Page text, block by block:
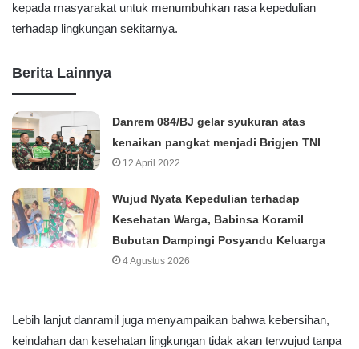
kepada masyarakat untuk menumbuhkan rasa kepedulian
terhadap lingkungan sekitarnya.
Berita Lainnya
Danrem 084/BJ gelar syukuran atas
kenaikan pangkat menjadi Brigjen TNI
12 April 2022
Wujud Nyata Kepedulian terhadap
Kesehatan Warga, Babinsa Koramil
Bubutan Dampingi Posyandu Keluarga
4 Agustus 2026
Lebih lanjut danramil juga menyampaikan bahwa kebersihan,
keindahan dan kesehatan lingkungan tidak akan terwujud tanpa